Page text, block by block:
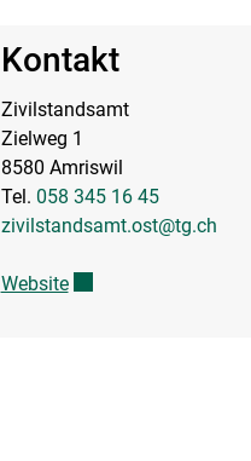
Kontakt
Zivilstandsamt
Zielweg 1
8580 Amriswil
Tel. 058 345 16 45
zivilstandsamt.ost@tg.ch
WebsiteExterner Link wird in